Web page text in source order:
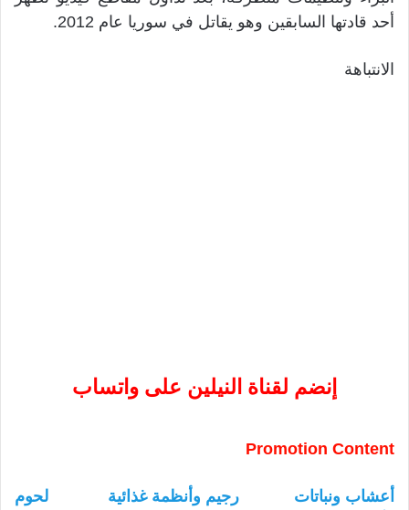
أحد قادتها السابقين وهو يقاتل في سوريا عام 2012.
الانتباهة
إنضم لقناة النيلين على واتساب
Promotion Content
أعشاب ونباتات رجيم وأنظمة غذائية
لحوم